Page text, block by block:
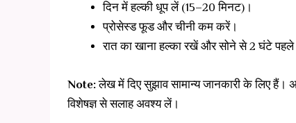
दिन में हल्की धूप लें (15–20 मिनट)।
प्रोसेस्ड फूड और चीनी कम करें।
रात का खाना हल्का रखें और सोने से 2 घंटे पहले
Note:लेख में दिए सुझाव सामान्य जानकारी के लिए हैं।
विशेषज्ञ से सलाह अवश्य लें।